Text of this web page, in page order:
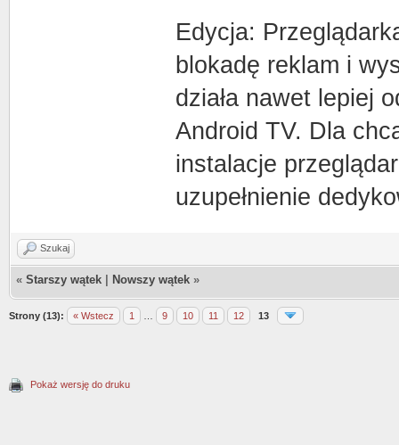
Edycja:
blokadę reklam i
działa nawet lepiej
Android TV. Dla
instalacje
uzupełnienie
Szukaj
« Starszy wątek Nowszy wątek »
Strony (13): « Wstecz 1 9 10 11 12 13
Pokaż wersję do druku